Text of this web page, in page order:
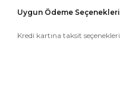
Uygun Ödeme Seçenekleri
Kredi kartına taksit seçenekleri